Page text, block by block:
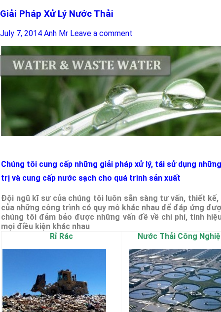
Giải Pháp Xử Lý Nước Thải
July 7, 2014 Anh Mr Leave a comment
Chúng tôi cung cấp những giải pháp xử lý, tái sử dụng
trị và cung cấp nước sạch cho quá trình sản xuất
Đội ngũ kĩ sư của chúng tôi luôn sẵn sàng tư vấn, thiết
của những công trình có quy mô khác nhau để đáp ứng
chúng tôi đảm bảo được những vấn đề về chi phí, tính
mọi điều kiện khác nhau
Rỉ Rác
Nước Thải Công